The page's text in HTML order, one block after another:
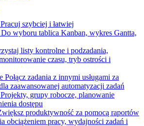
Pracuj szybciej i łatwiej
Do wyboru tablica Kanban, wykres Gantta,
listy kontrolne i podzadania,
czasu, tryb ostrości i
Połącz zadania z innymi usługami za
zaawansowanej automatyzacji zadań
Projekty, grupy robocze, planowanie
dostępu
produktywność za pomocą raportów
obciążeniem pracy, wydajności zadań i